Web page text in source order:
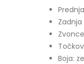
Zvonce
Boja: